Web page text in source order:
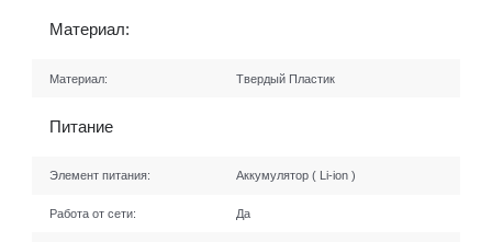
Материал:
Материал: Твердый Пластик
Питание
Элемент питания: Аккумулятор ( Li-ion )
Работа от сети: Да